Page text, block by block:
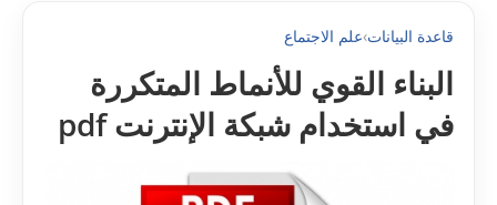
قاعدة البيانات›علم الاجتماع
البناء القوي للأنماط المتكررة
في استخدام شبكة الإنترنت pdf